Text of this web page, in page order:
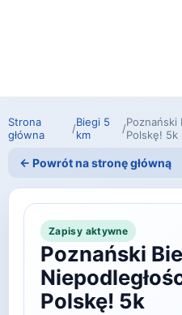
Strona
główna
/Biegi 5
km
/Poznański
Polskę! 5k
← Powrót na stronę główną
Zapisy aktywne
Poznański
Polskę! 5k